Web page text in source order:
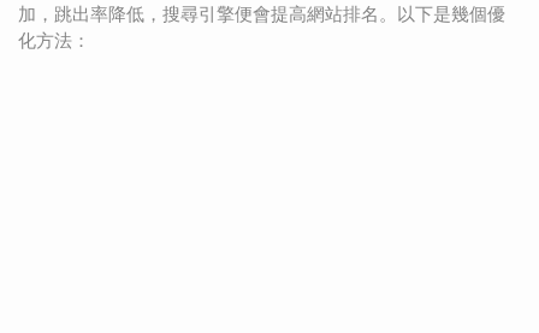
加，跳出率降低，搜尋引擎便會提高網站排名。以下是幾個優
化方法：